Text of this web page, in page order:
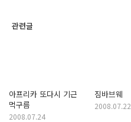
관련글
아프리카 또다시 기근
먹구름
2008.07.24
짐바브웨
2008.07.22